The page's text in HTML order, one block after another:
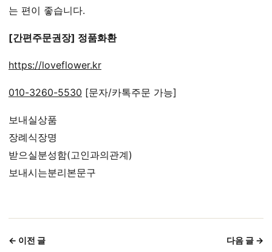
는 편이 좋습니다.
[간편주문권장] 정품화환
https://loveflower.kr
010-3260-5530 [문자/카톡주문 가능]
보내실상품
장례식장명
받으실분성함(고인과의관계)
보내시는분리본문구
← 이전 글 다음 글 →